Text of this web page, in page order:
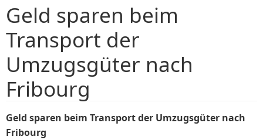
Geld sparen beim
Transport der
Umzugsgüter nach
Fribourg
Geld sparen beim Transport der Umzugsgüter nach
Fribourg